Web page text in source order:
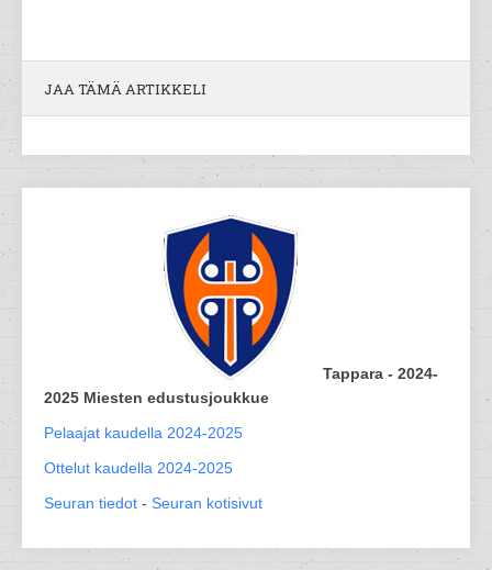
JAA TÄMÄ ARTIKKELI
Tappara - 2024-
2025 Miesten edustusjoukkue
Pelaajat kaudella 2024-2025
Ottelut kaudella 2024-2025
Seuran tiedot - Seuran kotisivut